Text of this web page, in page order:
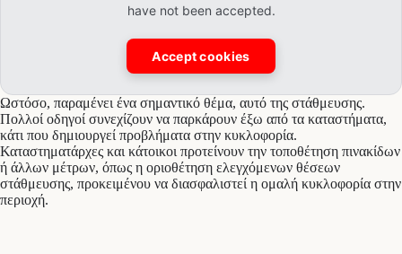
have not been accepted.
Accept cookies
Ωστόσο, παραμένει ένα σημαντικό θέμα, αυτό της στάθμευσης.
Πολλοί οδηγοί συνεχίζουν να παρκάρουν έξω από τα καταστήματα,
κάτι που δημιουργεί προβλήματα στην κυκλοφορία.
Καταστηματάρχες και κάτοικοι προτείνουν την τοποθέτηση πινακίδων
ή άλλων μέτρων, όπως η οριοθέτηση ελεγχόμενων θέσεων
στάθμευσης, προκειμένου να διασφαλιστεί η ομαλή κυκλοφορία στην
περιοχή.